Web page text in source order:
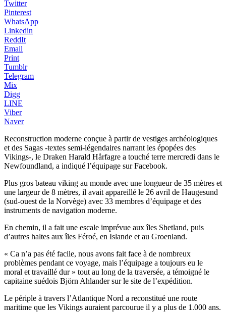
Twitter
Pinterest
WhatsApp
Linkedin
ReddIt
Email
Print
Tumblr
Telegram
Mix
Digg
LINE
Viber
Naver
Reconstruction moderne conçue à partir de vestiges archéologiques
et des Sagas -textes semi-légendaires narrant les épopées des
Vikings-, le Draken Harald Hårfagre a touché terre mercredi dans le
Newfoundland, a indiqué l’équipage sur Facebook.
Plus gros bateau viking au monde avec une longueur de 35 mètres et
une largeur de 8 mètres, il avait appareillé le 26 avril de Haugesund
(sud-ouest de la Norvège) avec 33 membres d’équipage et des
instruments de navigation moderne.
En chemin, il a fait une escale imprévue aux îles Shetland, puis
d’autres haltes aux îles Féroé, en Islande et au Groenland.
« Ca n’a pas été facile, nous avons fait face à de nombreux
problèmes pendant ce voyage, mais l’équipage a toujours eu le
moral et travaillé dur » tout au long de la traversée, a témoigné le
capitaine suédois Björn Ahlander sur le site de l’expédition.
Le périple à travers l’Atlantique Nord a reconstitué une route
maritime que les Vikings auraient parcourue il y a plus de 1.000 ans.